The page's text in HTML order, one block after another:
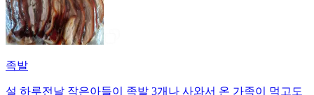
족발
설 하루전날 작은아들이 족발 3개나 사와서 온 가족이 먹고도